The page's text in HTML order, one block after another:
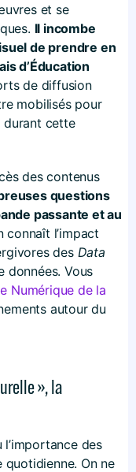
et se
Il incombe
de prendre en
d’Éducation
de diffusion
mobilisés pour
cette
des contenus
questions
passante et au
connaît l’impact
des Data
données. Vous
Numérique de la
autour du
», la
des
On ne